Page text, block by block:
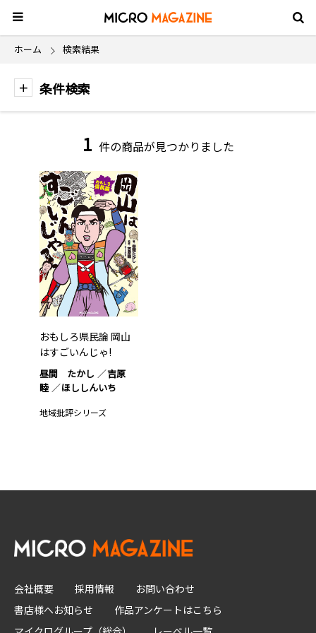
ホーム 検索結果
条件検索
1 件の商品が見つかりました
おもしろ県民論 岡山
はすごいんじゃ!
昼間 たかし
吉原
睦
ほししんいち
地域批評シリーズ
会社概要 採用情報
お問い合わせ
書店様へお知らせ
作品アンケートはこちら